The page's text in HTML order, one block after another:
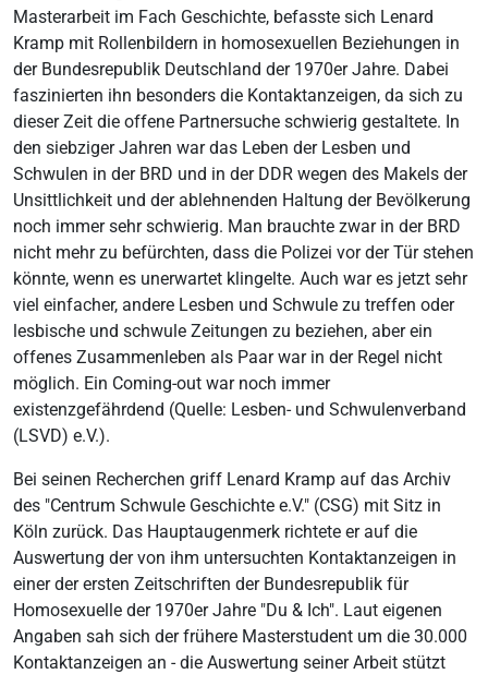
Masterarbeit im Fach Geschichte, befasste sich Lenard
Kramp mit Rollenbildern in homosexuellen Beziehungen in
der Bundesrepublik Deutschland der 1970er Jahre. Dabei
faszinierten ihn besonders die Kontaktanzeigen, da sich zu
dieser Zeit die offene Partnersuche schwierig gestaltete. In
den siebziger Jahren war das Leben der Lesben und
Schwulen in der BRD und in der DDR wegen des Makels der
Unsittlichkeit und der ablehnenden Haltung der Bevölkerung
noch immer sehr schwierig. Man brauchte zwar in der BRD
nicht mehr zu befürchten, dass die Polizei vor der Tür stehen
könnte, wenn es unerwartet klingelte. Auch war es jetzt sehr
viel einfacher, andere Lesben und Schwule zu treffen oder
lesbische und schwule Zeitungen zu beziehen, aber ein
offenes Zusammenleben als Paar war in der Regel nicht
möglich. Ein Coming-out war noch immer
existenzgefährdend (Quelle: Lesben- und Schwulenverband
(LSVD) e.V.).
Bei seinen Recherchen griff Lenard Kramp auf das Archiv
des "Centrum Schwule Geschichte e.V." (CSG) mit Sitz in
Köln zurück. Das Hauptaugenmerk richtete er auf die
Auswertung der von ihm untersuchten Kontaktanzeigen in
einer der ersten Zeitschriften der Bundesrepublik für
Homosexuelle der 1970er Jahre "Du & Ich". Laut eigenen
Angaben sah sich der frühere Masterstudent um die 30.000
Kontaktanzeigen an - die Auswertung seiner Arbeit stützt